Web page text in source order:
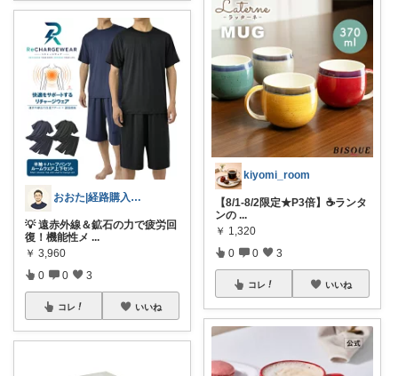
おおた|経路購入感謝😊
💡 遠赤外線＆鉱石の力で疲労回
復！機能性メ ...
￥ 3,960
0 0 3
コレ いいね
kiyomi_room
【8/1-8/2限定★P3倍】☕ランタ
ンの ...
￥ 1,320
0 0 3
コレ いいね